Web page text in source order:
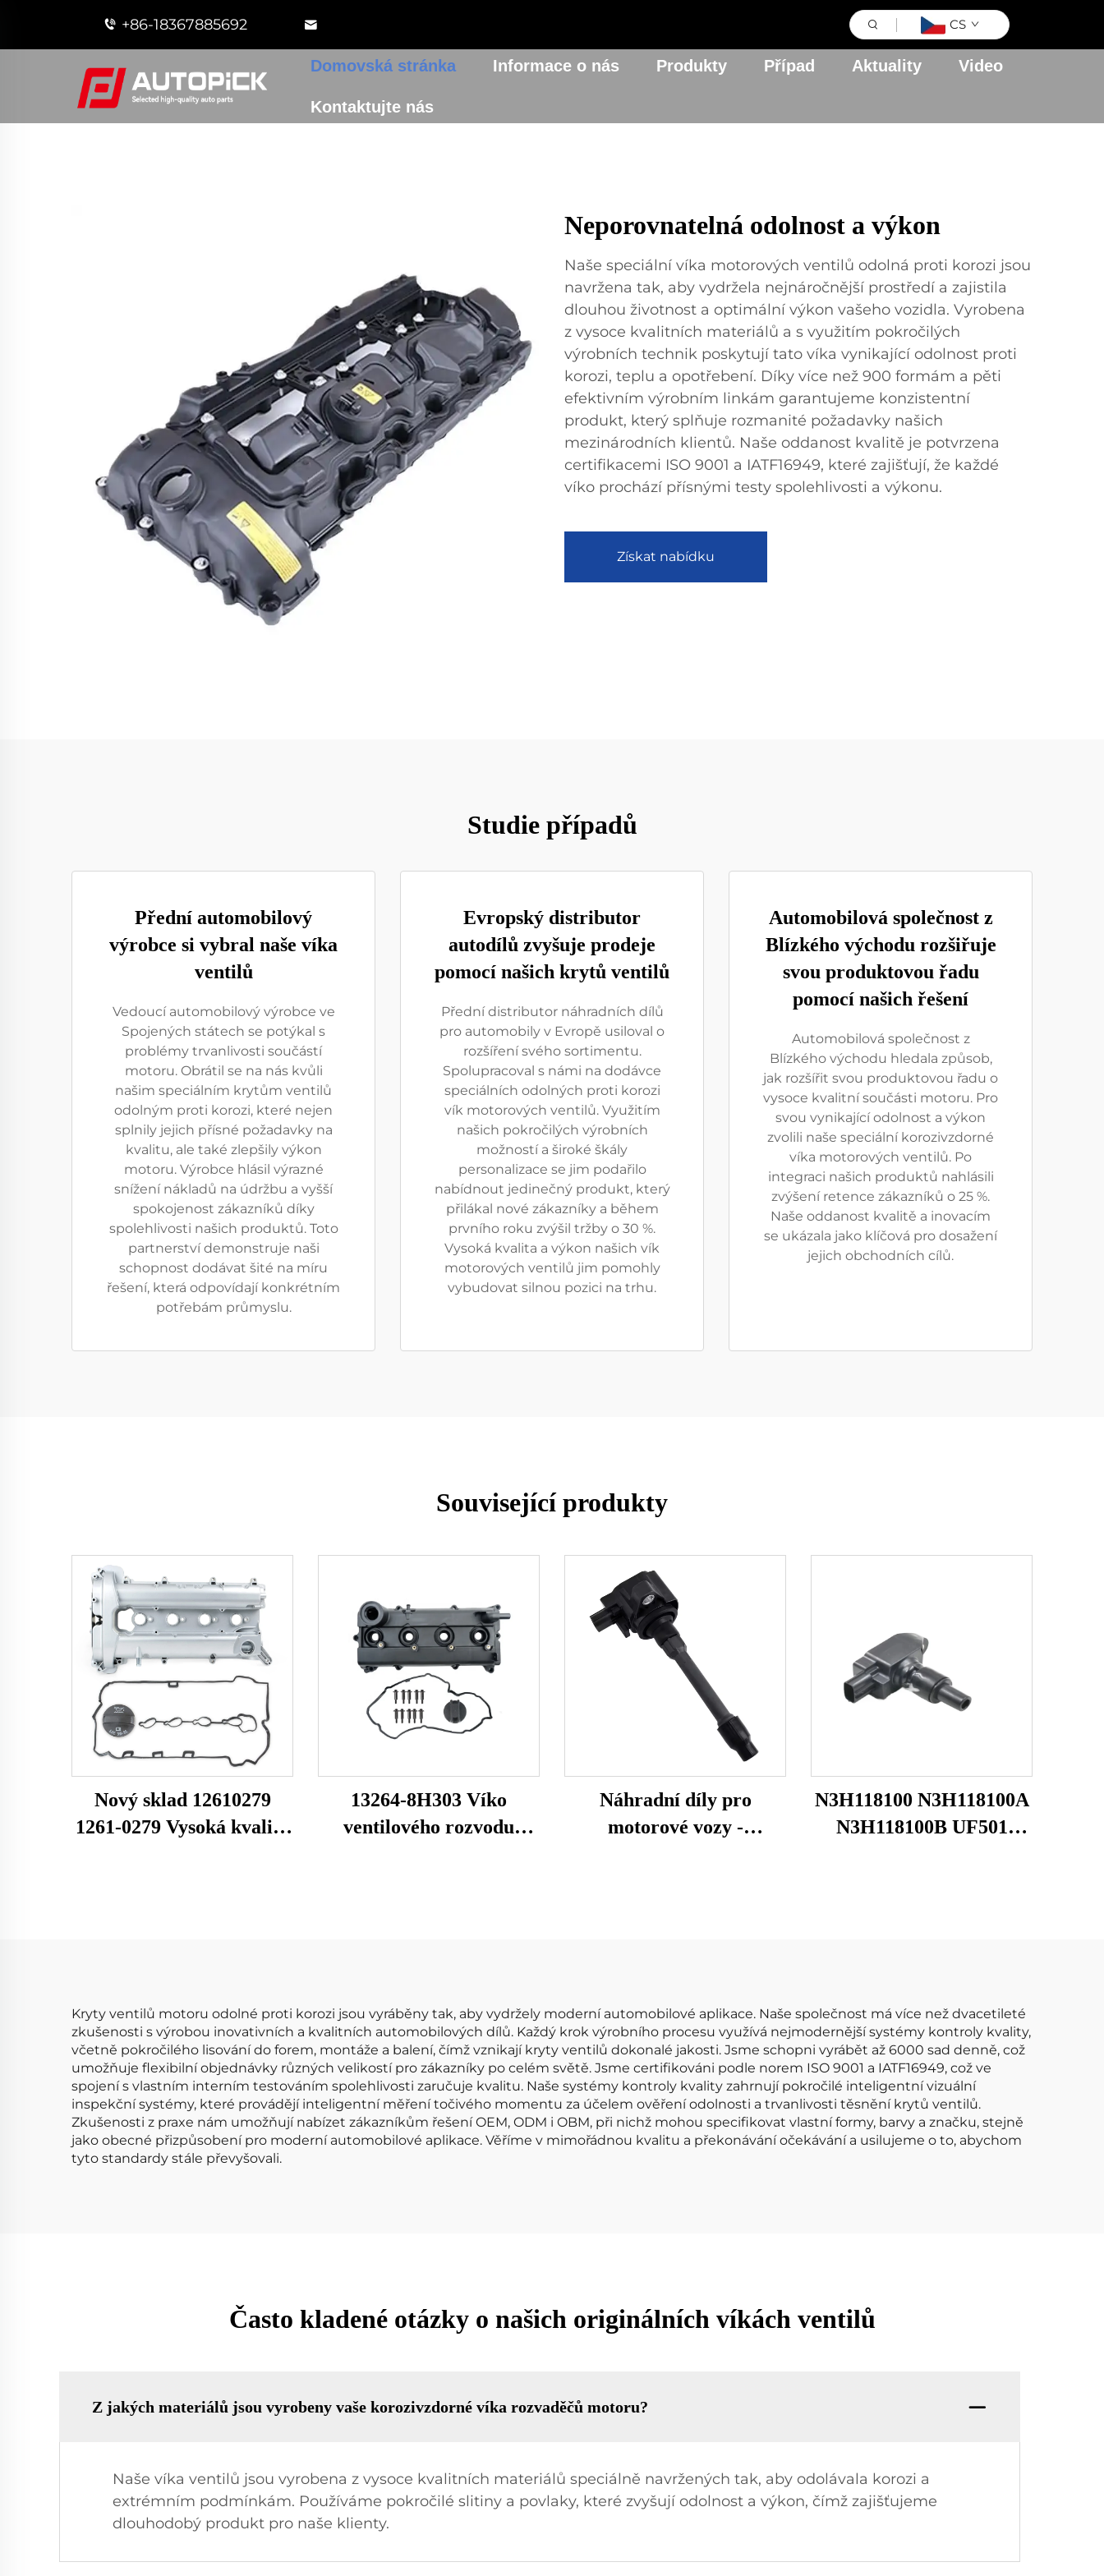
+86-18367885692 CS
Domovská stránka Informace o nás Produkty Případ Aktuality Video
Kontaktujte nás
Neporovnatelná odolnost a výkon
Naše speciální víka motorových ventilů odolná proti korozi jsou
navržena tak, aby vydržela nejnáročnější prostředí a zajistila
dlouhou životnost a optimální výkon vašeho vozidla. Vyrobena
z vysoce kvalitních materiálů a s využitím pokročilých
výrobních technik poskytují tato víka vynikající odolnost proti
korozi, teplu a opotřebení. Díky více než 900 formám a pěti
efektivním výrobním linkám garantujeme konzistentní
produkt, který splňuje rozmanité požadavky našich
mezinárodních klientů. Naše oddanost kvalitě je potvrzena
certifikacemi ISO 9001 a IATF16949, které zajišťují, že každé
víko prochází přísnými testy spolehlivosti a výkonu.
Získat nabídku
Studie případů
Přední automobilový
výrobce si vybral naše víka
ventilů
Vedoucí automobilový výrobce ve
Spojených státech se potýkal s
problémy trvanlivosti součástí
motoru. Obrátil se na nás kvůli
našim speciálním krytům ventilů
odolným proti korozi, které nejen
splnily jejich přísné požadavky na
kvalitu, ale také zlepšily výkon
motoru. Výrobce hlásil výrazné
snížení nákladů na údržbu a vyšší
spokojenost zákazníků díky
spolehlivosti našich produktů. Toto
partnerství demonstruje naši
schopnost dodávat šité na míru
řešení, která odpovídají konkrétním
potřebám průmyslu.
Evropský distributor
autodílů zvyšuje prodeje
pomocí našich krytů ventilů
Přední distributor náhradních dílů
pro automobily v Evropě usiloval o
rozšíření svého sortimentu.
Spolupracoval s námi na dodávce
speciálních odolných proti korozi
vík motorových ventilů. Využitím
našich pokročilých výrobních
možností a široké škály
personalizace se jim podařilo
nabídnout jedinečný produkt, který
přilákal nové zákazníky a během
prvního roku zvýšil tržby o 30 %.
Vysoká kvalita a výkon našich vík
motorových ventilů jim pomohly
vybudovat silnou pozici na trhu.
Automobilová společnost z
Blízkého východu rozšiřuje
svou produktovou řadu
pomocí našich řešení
Automobilová společnost z
Blízkého východu hledala způsob,
jak rozšířit svou produktovou řadu o
vysoce kvalitní součásti motoru. Pro
svou vynikající odolnost a výkon
zvolili naše speciální korozivzdorné
víka motorových ventilů. Po
integraci našich produktů nahlásili
zvýšení retence zákazníků o 25 %.
Naše oddanost kvalitě a inovacím
se ukázala jako klíčová pro dosažení
jejich obchodních cílů.
Související produkty
Nový sklad 12610279
1261-0279 Vysoká kvalita
13264-8H303 Víko
ventilového rozvodu
Náhradní díly pro
motorové vozy -
N3H118100 N3H118100A
N3H118100B UF501
Kryty ventilů motoru odolné proti korozi jsou vyráběny tak, aby vydržely moderní automobilové aplikace. Naše společnost má více než dvacetileté
zkušenosti s výrobou inovativních a kvalitních automobilových dílů. Každý krok výrobního procesu využívá nejmodernější systémy kontroly kvality,
včetně pokročilého lisování do forem, montáže a balení, čímž vznikají kryty ventilů dokonalé jakosti. Jsme schopni vyrábět až 6000 sad denně, což
umožňuje flexibilní objednávky různých velikostí pro zákazníky po celém světě. Jsme certifikováni podle norem ISO 9001 a IATF16949, což ve
spojení s vlastním interním testováním spolehlivosti zaručuje kvalitu. Naše systémy kontroly kvality zahrnují pokročilé inteligentní vizuální
inspekční systémy, které provádějí inteligentní měření točivého momentu za účelem ověření odolnosti a trvanlivosti těsnění krytů ventilů.
Zkušenosti z praxe nám umožňují nabízet zákazníkům řešení OEM, ODM i OBM, při nichž mohou specifikovat vlastní formy, barvy a značku, stejně
jako obecné přizpůsobení pro moderní automobilové aplikace. Věříme v mimořádnou kvalitu a překonávání očekávání a usilujeme o to, abychom
tyto standardy stále převyšovali.
Často kladené otázky o našich originálních víkách ventilů
Z jakých materiálů jsou vyrobeny vaše korozivzdorné víka rozvaděčů motoru?
Naše víka ventilů jsou vyrobena z vysoce kvalitních materiálů speciálně navržených tak, aby odolávala korozi a
extrémním podmínkám. Používáme pokročilé slitiny a povlaky, které zvyšují odolnost a výkon, čímž zajišťujeme
dlouhodobý produkt pro naše klienty.